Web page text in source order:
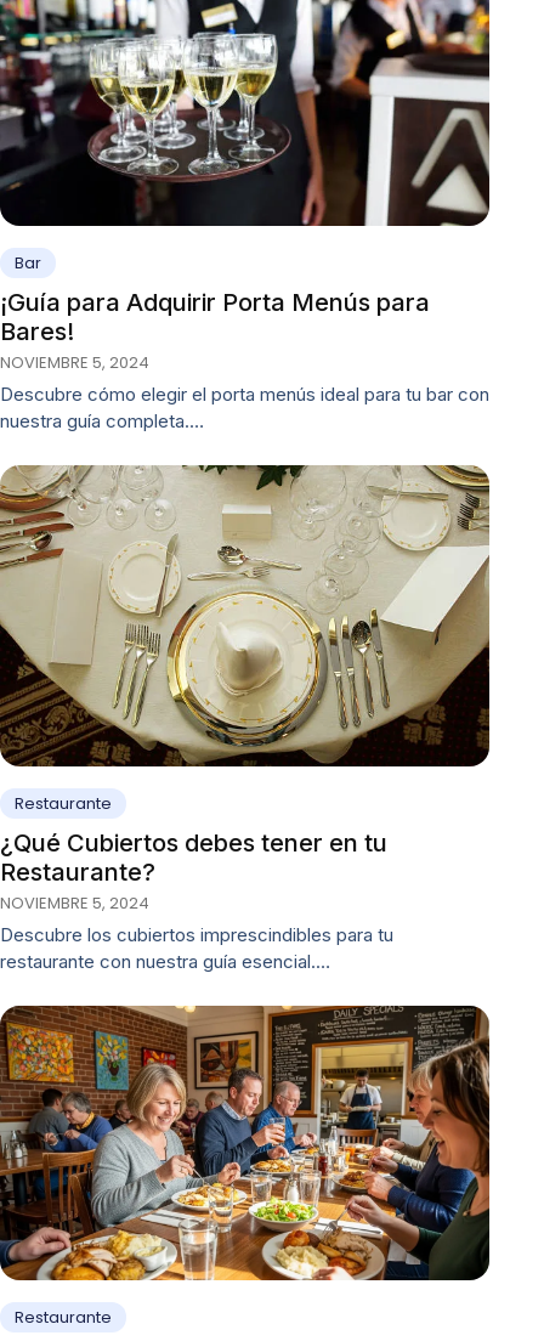
Bar
¡Guía para Adquirir Porta Menús para
Bares!
NOVIEMBRE 5, 2024
Descubre cómo elegir el porta menús ideal para tu bar con
nuestra guía completa.…
Restaurante
¿Qué Cubiertos debes tener en tu
Restaurante?
NOVIEMBRE 5, 2024
Descubre los cubiertos imprescindibles para tu
restaurante con nuestra guía esencial.…
Restaurante